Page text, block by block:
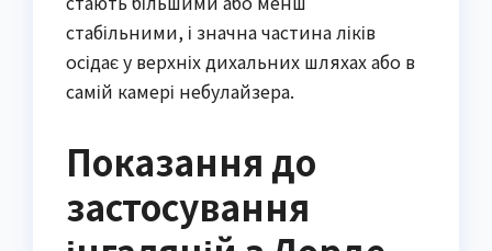
стабільними, і значна частина ліків
осідає у верхніх дихальних шляхах або в
самій камері небулайзера.
Показання до
застосування